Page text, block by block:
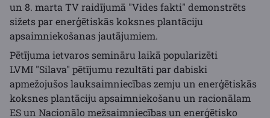
un 8. marta TV raidījumā "Vides fakti" demonstrēts
sižets par enerģētiskās koksnes plantāciju
apsaimniekošanas jautājumiem.
Pētījuma ietvaros semināru laikā popularizēti
LVMI "Silava" pētījumu rezultāti par dabiski
apmežojušos lauksaimniecības zemju un enerģētiskās
koksnes plantāciju apsaimniekošanu un racionālam
ES un Nacionālo mežsaimniecības un enerģētisko